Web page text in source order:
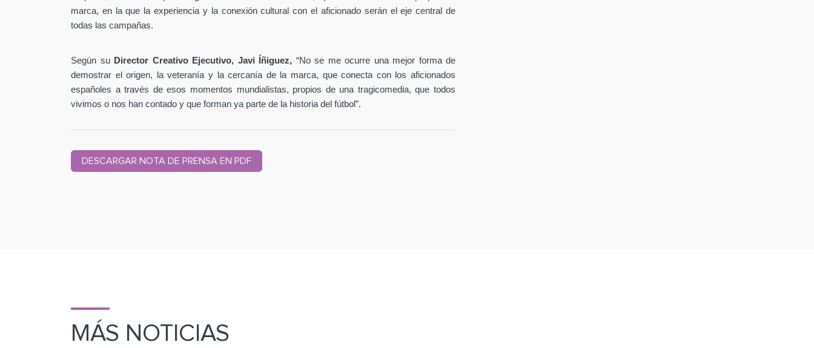
marca, en la que la experiencia y la conexión cultural con el aficionado serán el eje central de
todas las campañas.
Según su Director Creativo Ejecutivo, Javi Íñiguez, “No se me ocurre una mejor forma de
demostrar el origen, la veteranía y la cercanía de la marca, que conecta con los aficionados
españoles a través de esos momentos mundialistas, propios de una tragicomedia, que todos
vivimos o nos han contado y que forman ya parte de la historia del fútbol”.
DESCARGAR NOTA DE PRENSA EN PDF
MÁS NOTICIAS